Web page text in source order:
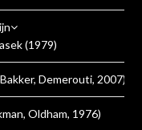
(1979)
Demerouti, 2007)
Oldham, 1976)